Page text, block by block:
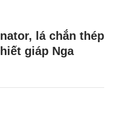
lá chắn thép
giáp Nga